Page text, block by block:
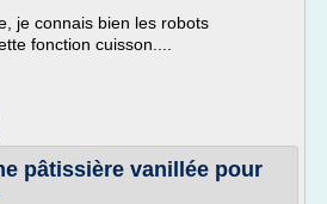
je connais bien les robots
fonction cuisson....
pâtissière vanillée pour